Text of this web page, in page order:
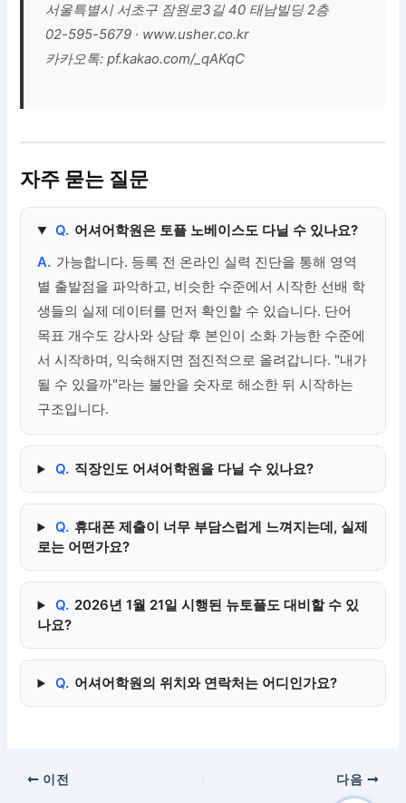
서울특별시 서초구 잠원로3길 40 태남빌딩 2층
02-595-5679 · www.usher.co.kr
카카오톡: pf.kakao.com/_qAKqC
자주 묻는 질문
Q. 어셔어학원은 토플 노베이스도 다닐 수 있나요?
A. 가능합니다. 등록 전 온라인 실력 진단을 통해 영역
별 출발점을 파악하고, 비슷한 수준에서 시작한 선배 학
생들의 실제 데이터를 먼저 확인할 수 있습니다. 단어
목표 개수도 강사와 상담 후 본인이 소화 가능한 수준에
서 시작하며, 익숙해지면 점진적으로 올려갑니다. "내가
될 수 있을까"라는 불안을 숫자로 해소한 뒤 시작하는
구조입니다.
Q. 직장인도 어셔어학원을 다닐 수 있나요?
Q. 휴대폰 제출이 너무 부담스럽게 느껴지는데, 실제
로는 어떤가요?
Q. 2026년 1월 21일 시행된 뉴토플도 대비할 수 있
나요?
Q. 어셔어학원의 위치와 연락처는 어디인가요?
이전 다음